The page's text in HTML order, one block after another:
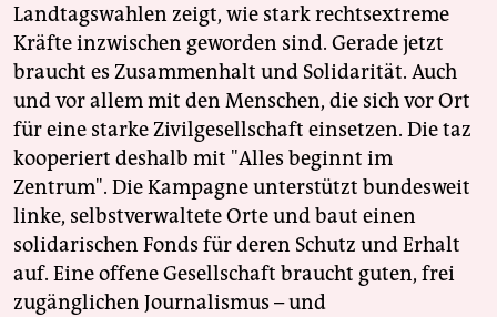
Landtagswahlen zeigt, wie stark rechtsextreme
Kräfte inzwischen geworden sind. Gerade jetzt
braucht es Zusammenhalt und Solidarität. Auch
und vor allem mit den Menschen, die sich vor Ort
für eine starke Zivilgesellschaft einsetzen. Die taz
kooperiert deshalb mit "Alles beginnt im
Zentrum". Die Kampagne unterstützt bundesweit
linke, selbstverwaltete Orte und baut einen
solidarischen Fonds für deren Schutz und Erhalt
auf. Eine offene Gesellschaft braucht guten, frei
zugänglichen Journalismus – und